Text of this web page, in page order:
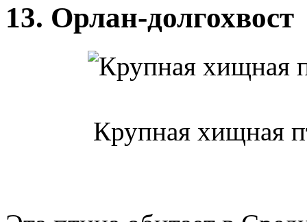
13. Орлан-долгохвост
Крупная хищная